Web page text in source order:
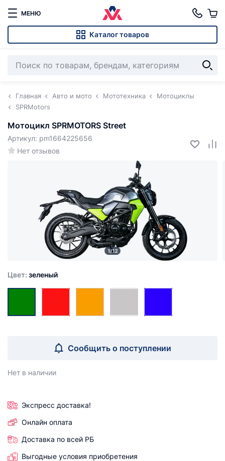
МЕНЮ
Каталог товаров
Главная Авто и мото Мототехника
Мотоциклы
SPRMotors
Мотоцикл SPRMOTORS Street
Нет отзывов
Артикул: pm1664225656
1/12
Цвет: зеленый
Сообщить о поступлении
Нет в наличии
Экспресс доставка!
Онлайн оплата
Доставка по всей РБ
Выгодные условия приобретения